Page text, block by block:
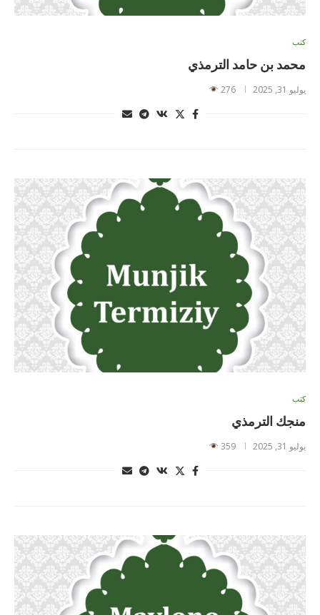
كتب
محمد بن حامد الترمذي
يوليو 31, 2025 276
كتب
منجك الترمذي
يوليو 31, 2025 359